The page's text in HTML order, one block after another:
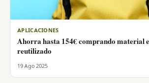
APLICACIONES
Ahorra hasta 154€ comprando material
reutilizado
19 Ago 2025